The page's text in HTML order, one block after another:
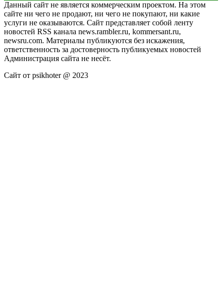
Данный сайт не является коммерческим проектом. На этом
сайте ни чего не продают, ни чего не покупают, ни какие
услуги не оказываются. Сайт представляет собой ленту
новостей RSS канала news.rambler.ru, kommersant.ru,
newsru.com. Материалы публикуются без искажения,
ответственность за достоверность публикуемых новостей
Администрация сайта не несёт.
Сайт от psikhoter @ 2023